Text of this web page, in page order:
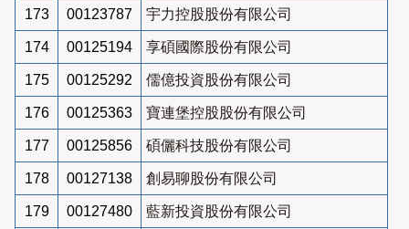
173 00123787 宇力控股股份有限公司
174 00125194 享碩國際股份有限公司
175 00125292 儒億投資股份有限公司
176 00125363 寶連堡控股股份有限公司
177 00125856 碩儷科技股份有限公司
178 00127138 創易聊股份有限公司
179 00127480 藍新投資股份有限公司